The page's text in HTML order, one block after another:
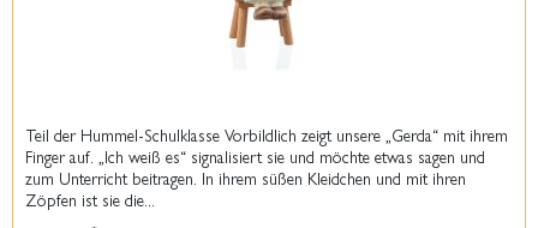
Teil der Hummel-Schulklasse Vorbildlich zeigt unsere „Gerda“ mit ihrem
Finger auf. „Ich weiß es“ signalisiert sie und möchte etwas sagen und
zum Unterricht beitragen. In ihrem süßen Kleidchen und mit ihren
Zöpfen ist sie die...